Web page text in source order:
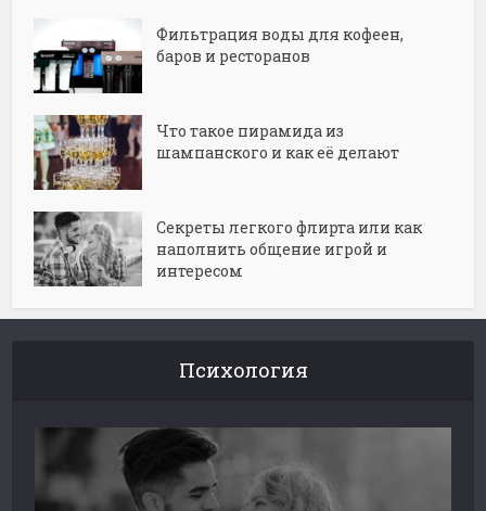
Фильтрация воды для кофеен,
баров и ресторанов
Что такое пирамида из
шампанского и как её делают
Секреты легкого флирта или как
наполнить общение игрой и
интересом
Психология